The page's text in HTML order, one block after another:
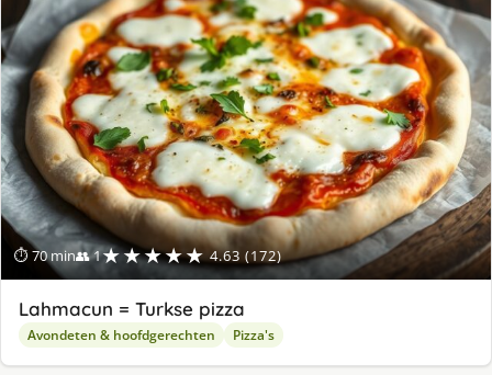
⏱ 70 min👥 1★★★★★ 4.63 (172)
Lahmacun = Turkse pizza
Avondeten & hoofdgerechten Pizza's